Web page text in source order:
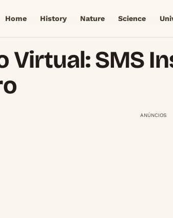
Home History Nature Science
Virtual: SMS
ANÚNCIOS